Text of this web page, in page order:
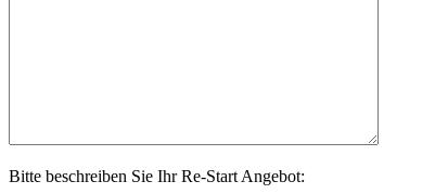
Bitte beschreiben Sie Ihr Re-Start Angebot: